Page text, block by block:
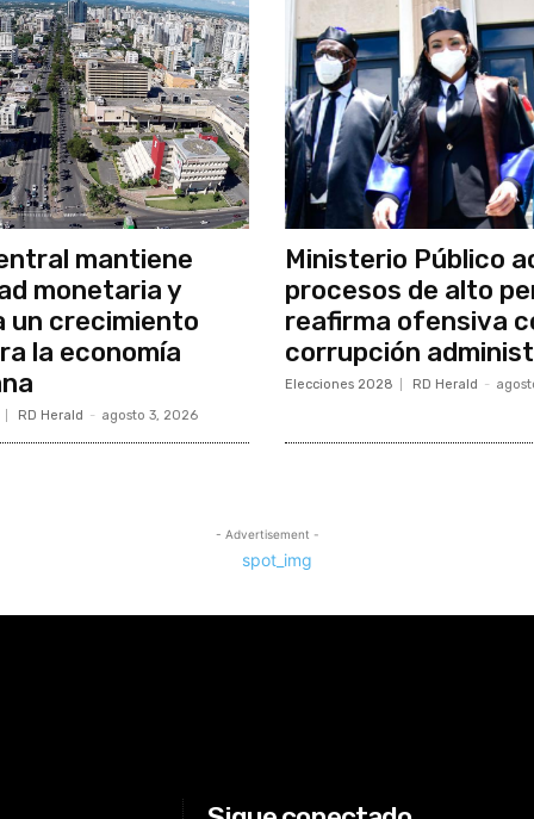
mantiene
monetaria y
un crecimiento
la economía
RD Herald - agosto 3, 2026
Ministerio Público
procesos de alto
reafirma ofensiva
corrupción
Elecciones 2028 RD Herald -
- Advertisement -